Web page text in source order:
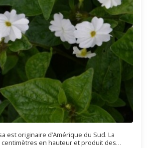
est originaire d’Amérique du Sud. La
en hauteur et produit des